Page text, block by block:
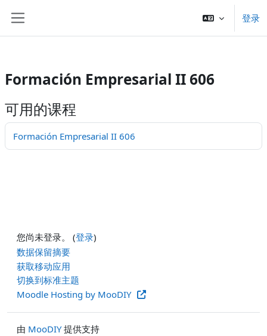
跳至主要内容
登录
Formación Empresarial II 606
可用的课程
Formación Empresarial II 606
您尚未登录。 (登录)
‎数据保留摘要‎
获取移动应用
切换到标准主题
Moodle Hosting by MooDIY
由 MooDIY提供支持